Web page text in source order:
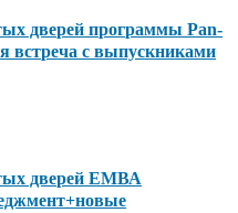
дверей программы Pan-
встреча с выпускниками
дверей ЕМВА